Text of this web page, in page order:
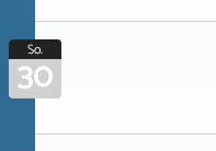
So.
30